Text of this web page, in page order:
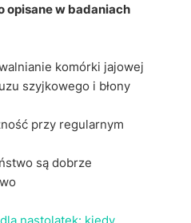
opisane w badaniach
komórki jajowej
szyjkowego i błony
przy regularnym
są dobrze
nastolatek: kiedy